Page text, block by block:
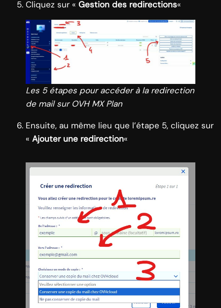
Cliquez sur « Gestion des redirections«
Les 5 étapes pour accéder à la redirection
de mail sur OVH MX Plan
Ensuite, au même lieu que l’étape 5, cliquez sur
« Ajouter une redirection«